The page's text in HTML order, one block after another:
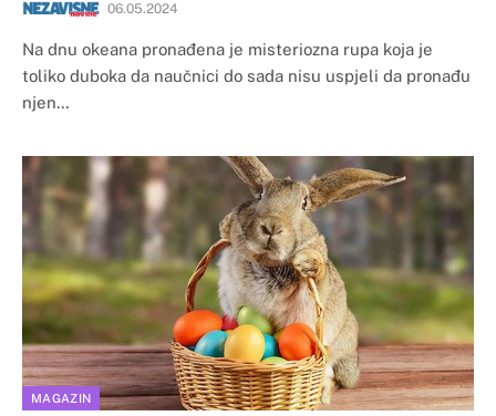
06.05.2024
Na dnu okeana pronađena je misteriozna rupa koja je
toliko duboka da naučnici do sada nisu uspjeli da pronađu
njen…
MAGAZIN